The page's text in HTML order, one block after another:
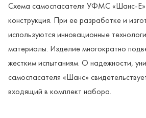
Схема самоспасателя УФМС «Шанс-Е»
конструкция. При ее разработке и
используются инновационные
материалы. Изделие многократно
жестким испытаниям. О надежности,
самоспасателя «Шанс»
входящий в комплект набора.